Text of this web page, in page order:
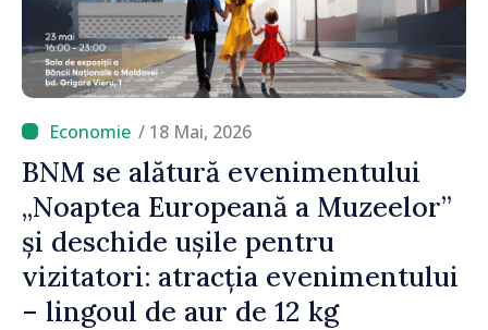
/ 18 Mai, 2026
BNM se alătură evenimentului
„Noaptea Europeană a Muzeelor”
și deschide ușile pentru
vizitatori: atracția evenimentului
– lingoul de aur de 12 kg